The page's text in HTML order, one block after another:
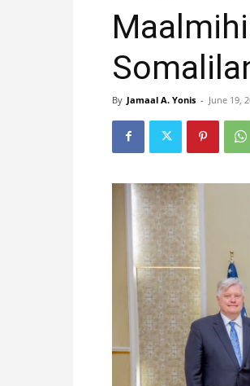
By Jamaal A. Yonis - June 19,